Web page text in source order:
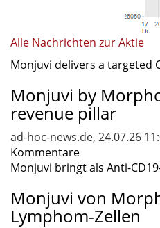
Alle Nachrichten zur Aktie
Monjuvi delivers a targeted
Monjuvi by
revenue pillar
ad-hoc-news.de, 24.07.26
Kommentare
Monjuvi bringt als Anti-
Monjuvi von
Lymphom-Zellen